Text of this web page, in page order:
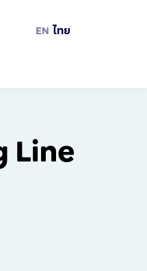
EN ไทย
Line